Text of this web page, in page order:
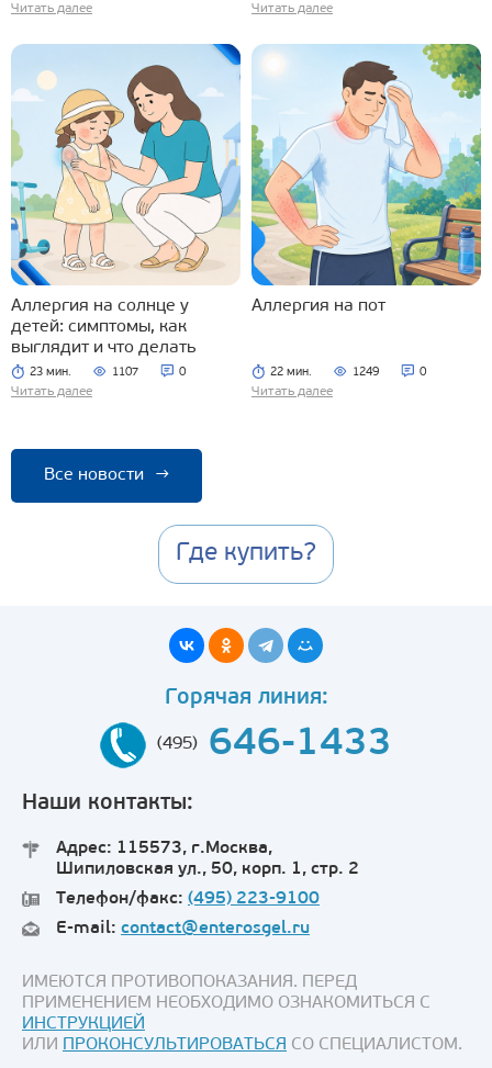
Читать далее Читать далее
Аллергия на солнце у
детей: симптомы, как
выглядит и что делать
23 мин. 1107 0
Читать далее
Аллергия на пот
22 мин. 1249 0
Читать далее
Все новости →
Где купить?
Горячая линия:
(495) 646-1433
Наши контакты:
Адрес: 115573, г.Москва,
Шипиловская ул., 50, корп. 1, стр. 2
Телефон/факс: (495) 223-9100
E-mail: contact@enterosgel.ru
ИМЕЮТСЯ ПРОТИВОПОКАЗАНИЯ. ПЕРЕД
ПРИМЕНЕНИЕМ НЕОБХОДИМО ОЗНАКОМИТЬСЯ С
ИНСТРУКЦИЕЙ
ИЛИ ПРОКОНСУЛЬТИРОВАТЬСЯ СО СПЕЦИАЛИСТОМ.